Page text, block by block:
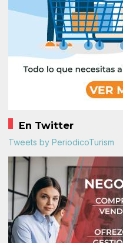
En Twitter
Tweets by PeriodicoTurism